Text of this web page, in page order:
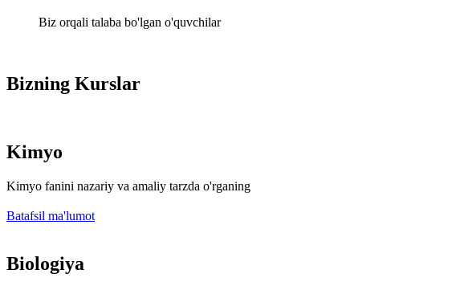
Biz orqali talaba bo'lgan o'quvchilar
Bizning Kurslar
Kimyo
Kimyo fanini nazariy va amaliy tarzda o'rganing
Batafsil ma'lumot
Biologiya